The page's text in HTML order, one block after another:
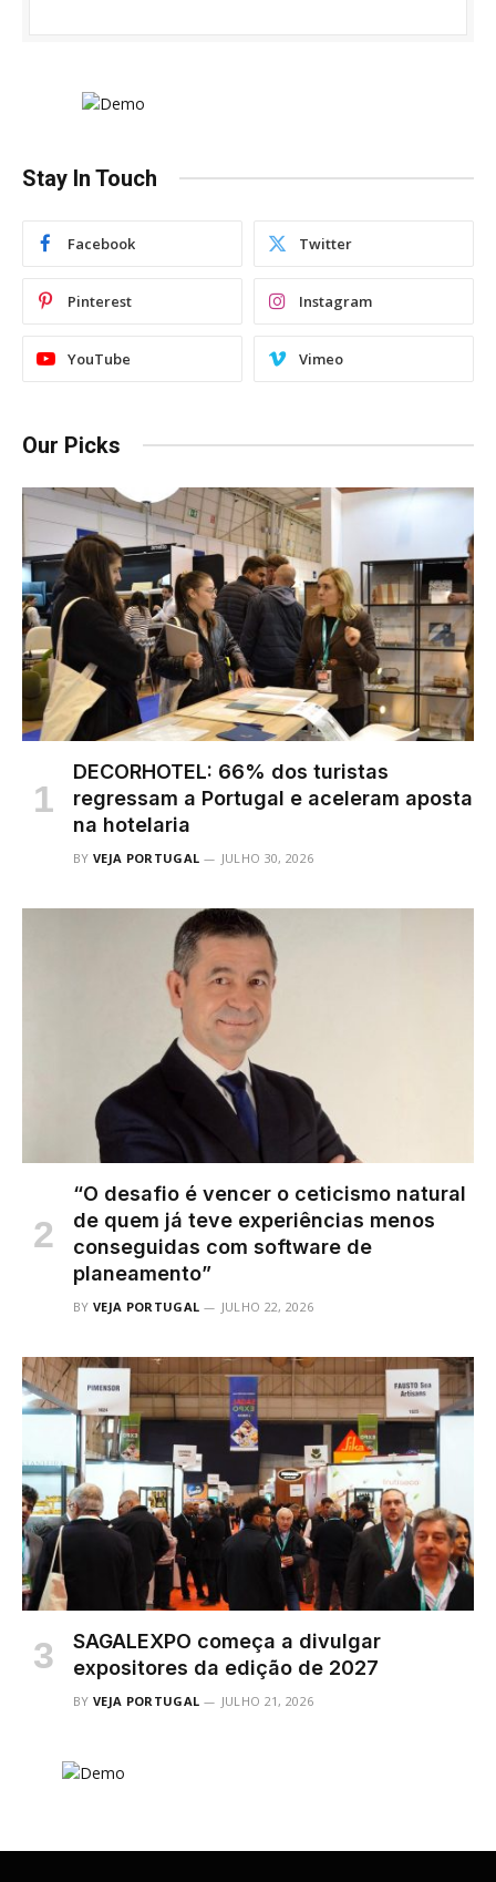
Stay In Touch
Facebook Twitter
Pinterest Instagram
YouTube Vimeo
Our Picks
DECORHOTEL: 66% dos turistas
regressam a Portugal e aceleram aposta
na hotelaria
BY VEJA PORTUGAL JULHO 30, 2026
“O desafio é vencer o ceticismo natural
de quem já teve experiências menos
conseguidas com software de
planeamento”
BY VEJA PORTUGAL JULHO 22, 2026
SAGALEXPO começa a divulgar
expositores da edição de 2027
BY VEJA PORTUGAL JULHO 21, 2026